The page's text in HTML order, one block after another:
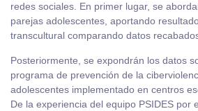
redes sociales. En primer lugar, se
parejas adolescentes, aportando
transcultural comparando datos
Posteriormente, se expondrán los datos
programa de prevención de la
adolescentes implementado en centros
De la experiencia del equipo PSIDES por